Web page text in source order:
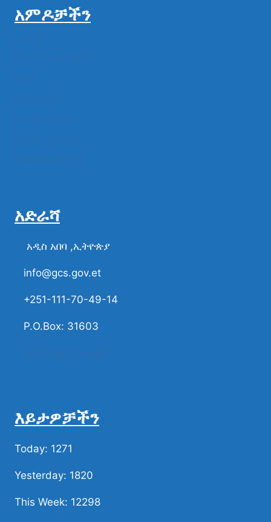
አምዶቻችን
አድራሻ
አዲስ አበባ ,ኢትዮጵያ
info@gcs.gov.et
+251-111-70-49-14
P.O.Box: 31603
እይታዎቻችን
Today: 1271
Yesterday: 1820
This Week: 12298